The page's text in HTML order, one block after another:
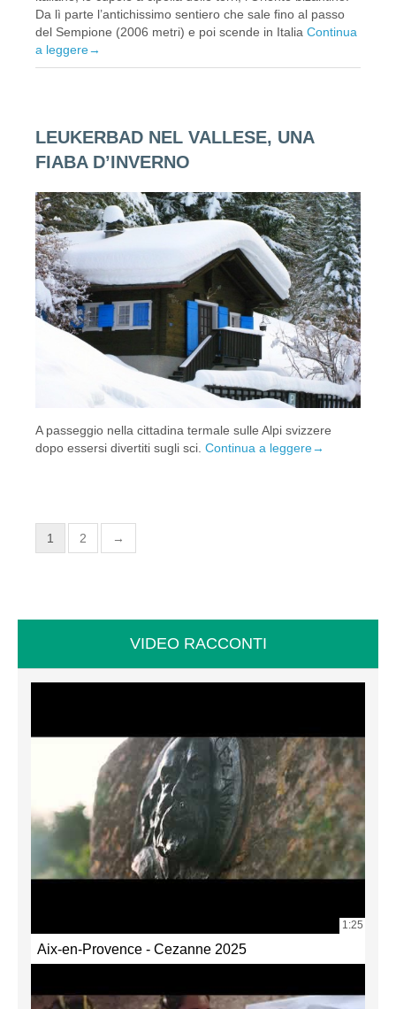
Da lì parte l’antichissimo sentiero che sale fino al passo
del Sempione (2006 metri) e poi scende in Italia Continua
a leggere→
LEUKERBAD NEL VALLESE, UNA
FIABA D’INVERNO
A passeggio nella cittadina termale sulle Alpi svizzere
dopo essersi divertiti sugli sci. Continua a leggere→
1 2 →
VIDEO RACCONTI
1:25
Aix-en-Provence - Cezanne 2025